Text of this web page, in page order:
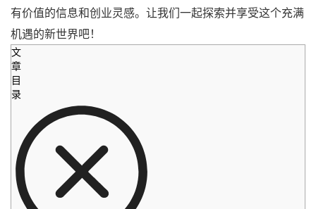
有价值的信息和创业灵感。让我们一起探索并享受这个充满
机遇的新世界吧！
文
章
目
录